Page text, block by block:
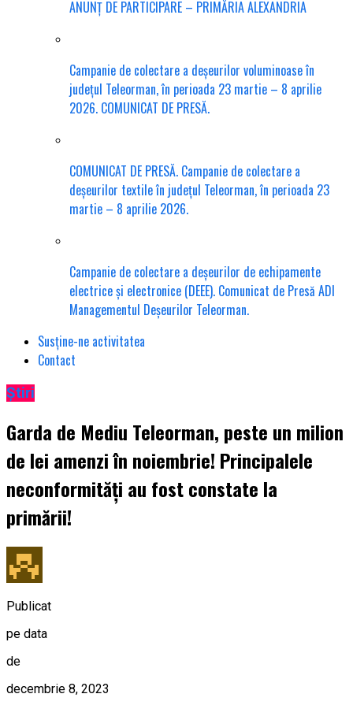
ANUNȚ DE PARTICIPARE – PRIMĂRIA ALEXANDRIA
Campanie de colectare a deșeurilor voluminoase în
județul Teleorman, în perioada 23 martie – 8 aprilie
2026. COMUNICAT DE PRESĂ.
COMUNICAT DE PRESĂ. Campanie de colectare a
deșeurilor textile în județul Teleorman, în perioada 23
martie – 8 aprilie 2026.
Campanie de colectare a deșeurilor de echipamente
electrice și electronice (DEEE). Comunicat de Presă ADI
Managementul Deșeurilor Teleorman.
Susține-ne activitatea
Contact
Știri
Garda de Mediu Teleorman, peste un milion
de lei amenzi în noiembrie! Principalele
neconformități au fost constate la
primării!
Publicat
pe data
de
decembrie 8, 2023